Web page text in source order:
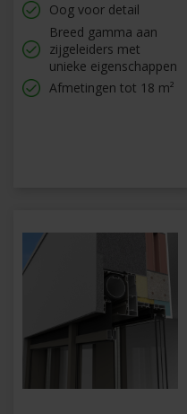
Oog voor detail
Breed gamma aan
zijgeleiders met
unieke eigenschappen
Afmetingen tot 18 m²